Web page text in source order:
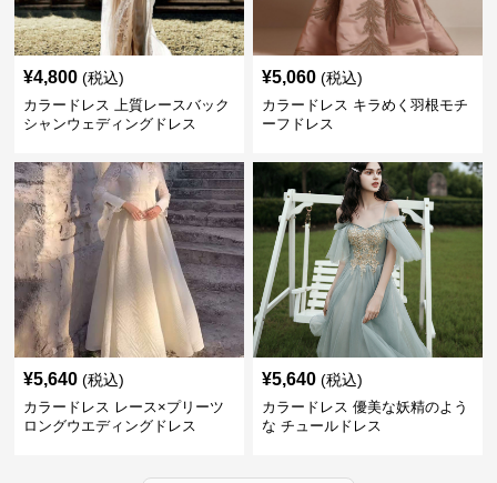
¥4,800 (税込)
カラードレス 上質レースバック
シャンウェディングドレス
¥5,060 (税込)
カラードレス キラめく羽根モチ
ーフドレス
¥5,640 (税込)
カラードレス レース×プリーツ
ロングウエディングドレス
¥5,640 (税込)
カラードレス 優美な妖精のよう
な チュールドレス